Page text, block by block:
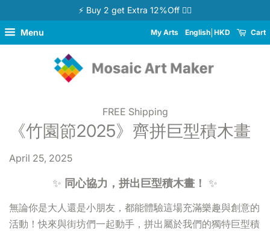
⚡ Buy 2 get Extra 12%Off 👉🏻
Menu My Arts English HKD Cart
FREE Shipping
《竹園節2025》齊拼巨型積木畫
April 25, 2025
✨ 同心協力，拼出巨型積木畫！ ✨
無論你是大人還是小朋友，都能體驗這場充滿樂趣與創意的
活動！快來與街坊們一起動手，拼出屬於我們的獨特巨型積